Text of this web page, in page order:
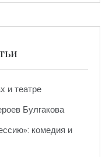
и театре
Булгакова
комедия и